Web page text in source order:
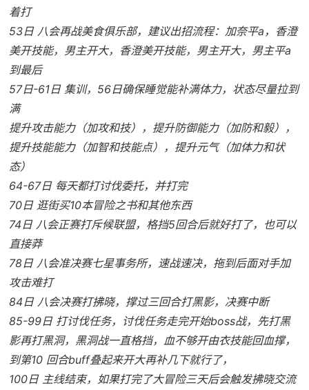
着打
53日 八会再战美食俱乐部，建议出招流程：加奈平a，香澄
美开技能，男主开大，香澄美开技能，男主开大，男主平a
到最后
57日-61日 集训，56日确保睡觉能补满体力，状态尽量拉到
满
提升攻击能力（加攻和技），提升防御能力（加防和毅），
提升技能能力（加智和技能点），提升元气（加体力和状
态）
64-67日 每天都打讨伐委托，并打完
70日 逛街买10本冒险之书和其他东西
74日 八会正赛打斥候联盟，格挡5回合后就好打了，也可以
直接莽
78日 八会准决赛七星事务所，速战速决，拖到后面对手加
攻击难打
84日 八会决赛打拂晓，撑过三回合打黑影，决赛中断
85-99日 打讨伐任务，讨伐任务走完开始boss战，先打黑
影再打黑洞，黑洞战一直格挡，血不够开由衣技能回血撑，
到第10 回合buff叠起来开大再补几下就行了，
100日 主线结束，如果打完了大冒险三天后会触发拂晓交流